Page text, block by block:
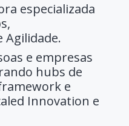
especializada
Agilidade.
e empresas
hubs de
e
Innovation e